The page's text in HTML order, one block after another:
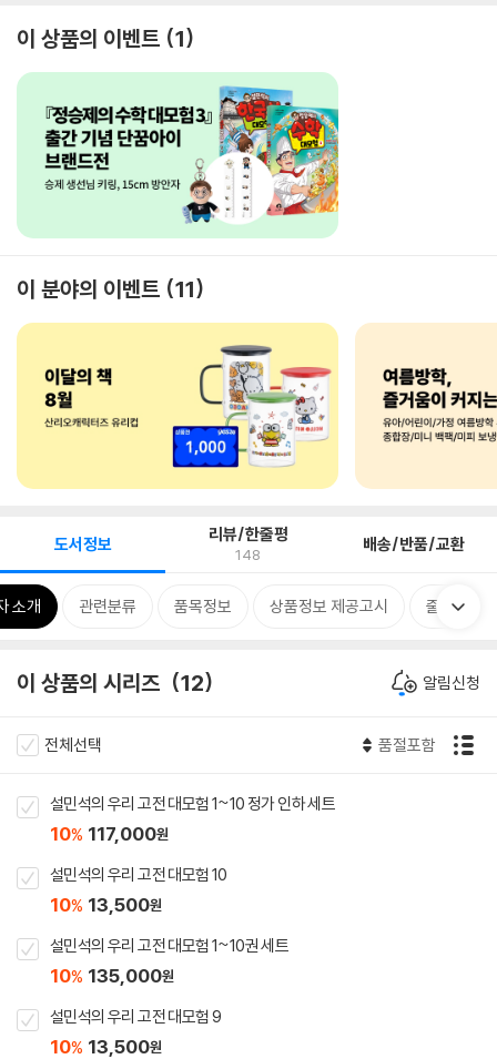
이 상품의 이벤트 1
이 분야의 이벤트 11
도서정보 리뷰/한줄평
148 배송/반품/교환
소개 관련분류 품목정보 상품정보 제공고시 줄거리
이 상품의 시리즈 12 알림신청
전체선택 품절포함
설민석의 우리 고전 대모험 1~10 정가 인하 세트
10% 117,000원
설민석의 우리 고전 대모험 10
10% 13,500원
설민석의 우리 고전 대모험 1~10권 세트
10% 135,000원
설민석의 우리 고전 대모험 9
10% 13,500원